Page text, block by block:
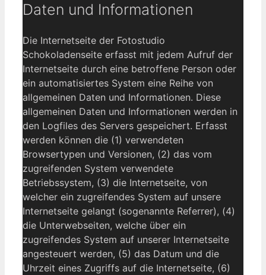
Daten und Informationen
Die Internetseite der Fotostudio
Schokoladenseite erfasst mit jedem Aufruf der
Internetseite durch eine betroffene Person oder
ein automatisiertes System eine Reihe von
allgemeinen Daten und Informationen. Diese
allgemeinen Daten und Informationen werden in
den Logfiles des Servers gespeichert. Erfasst
werden können die (1) verwendeten
Browsertypen und Versionen, (2) das vom
zugreifenden System verwendete
Betriebssystem, (3) die Internetseite, von
welcher ein zugreifendes System auf unsere
Internetseite gelangt (sogenannte Referrer), (4)
die Unterwebseiten, welche über ein
zugreifendes System auf unserer Internetseite
angesteuert werden, (5) das Datum und die
Uhrzeit eines Zugriffs auf die Internetseite, (6)